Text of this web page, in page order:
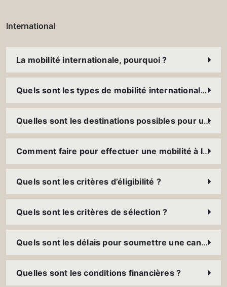
International
La mobilité internationale, pourquoi ?
Quels sont les types de mobilité internationale ?
Quelles sont les destinations possibles pour une mobilité à l’international ?
Comment faire pour effectuer une mobilité à l’international ?
Quels sont les critères d’éligibilité ?
Quels sont les critères de sélection ?
Quels sont les délais pour soumettre une candidature ?
Quelles sont les conditions financières ?